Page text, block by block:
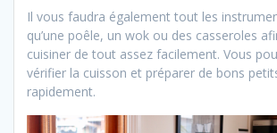
Il vous faudra également tout les
qu’une poêle, un wok ou des casseroles
cuisiner de tout assez facilement. Vous
vérifier la cuisson et préparer de bons
rapidement.